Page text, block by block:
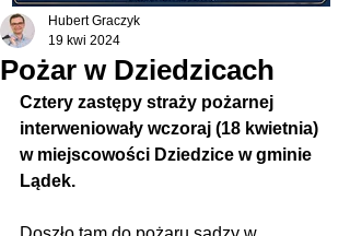
Pożar w Dziedzicach
Hubert Graczyk
19 kwi 2024
Cztery zastępy straży pożarnej
interweniowały wczoraj (18 kwietnia)
w miejscowości Dziedzice w gminie
Lądek.